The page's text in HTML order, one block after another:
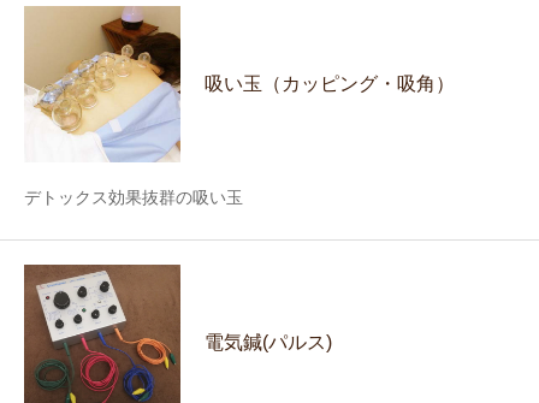
吸い玉（カッピング・吸角）
デトックス効果抜群の吸い玉
電気鍼(パルス)